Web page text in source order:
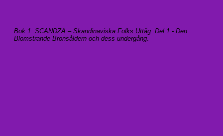
Bok 1: SCANDZA – Skandinaviska Folks Uttåg: Del 1 - Den
Blomstrande Bronsåldern och dess undergång.